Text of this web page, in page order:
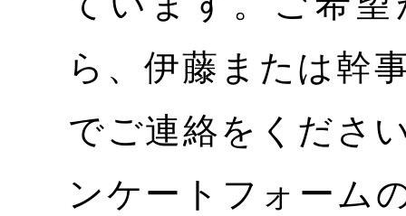
ら、伊藤または幹
でご連絡をくださ
ンケートフォーム